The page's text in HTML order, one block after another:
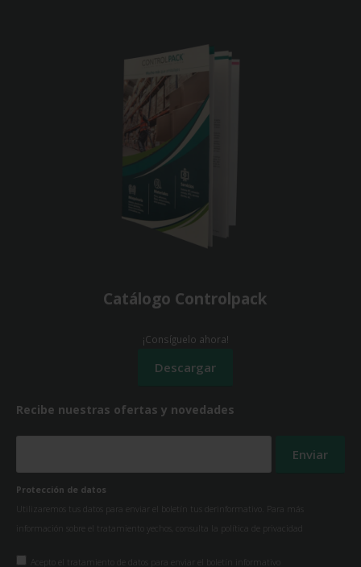
Recibe nuestras ofertas y novedades
Protección de datos
Utilizaremos tus datos para enviar el boletín tus derinformativo. Para más
información sobre el tratamiento yechos, consulta la política de privacidad
Acepto el tratamiento de datos para enviar el boletín informativo
Catálogo Controlpack
¡Consíguelo ahora!